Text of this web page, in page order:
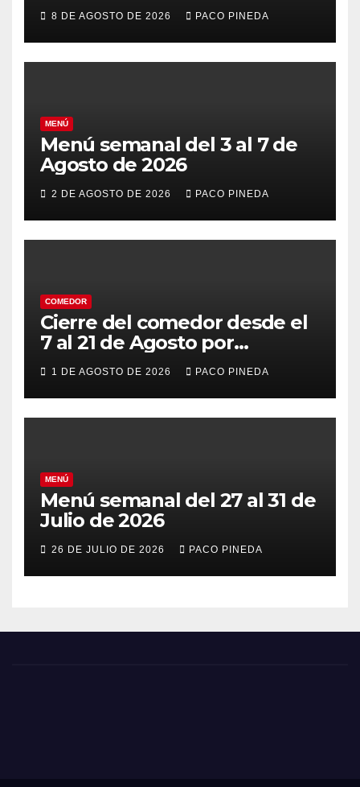
8 DE AGOSTO DE 2026 PACO PINEDA
MENÚ
Menú semanal del 3 al 7 de
Agosto de 2026
2 DE AGOSTO DE 2026 PACO PINEDA
COMEDOR
Cierre del comedor desde el
7 al 21 de Agosto por
vacaciones
1 DE AGOSTO DE 2026 PACO PINEDA
MENÚ
Menú semanal del 27 al 31 de
Julio de 2026
26 DE JULIO DE 2026 PACO PINEDA